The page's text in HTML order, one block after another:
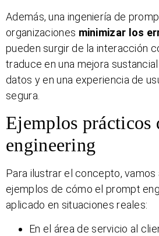
Además, una ingeniería de
organizaciones minimizar los
pueden surgir de la interacción
traduce en una mejora
datos y en una experiencia de
segura.
Ejemplos prácticos
engineering
Para ilustrar el concepto, vamos
ejemplos de cómo el prompt
aplicado en situaciones reales:
En el área de servicio al